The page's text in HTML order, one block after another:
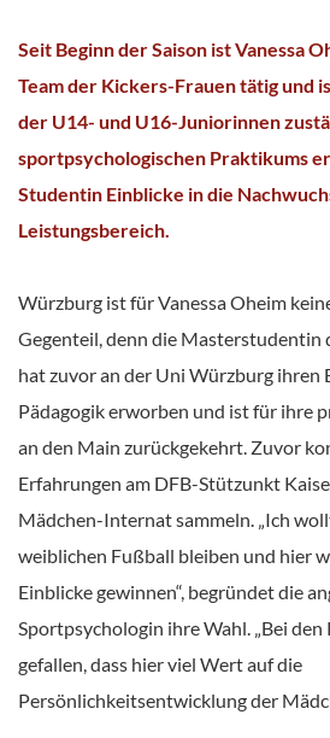
Seit Beginn der Saison ist Vanessa
Team der Kickers-Frauen tätig und
der U14- und U16-Juniorinnen
sportpsychologischen Praktikums
Studentin Einblicke in die
Leistungsbereich.
Würzburg ist für Vanessa Oheim
Gegenteil, denn die Masterstudentin
hat zuvor an der Uni Würzburg ihren
Pädagogik erworben und ist für ihre
an den Main zurückgekehrt. Zuvor
Erfahrungen am DFB-Stützunkt
Mädchen-Internat sammeln. „Ich
weiblichen Fußball bleiben und hier
Einblicke gewinnen“, begründet die
Sportpsychologin ihre Wahl. „Bei
gefallen, dass hier viel Wert auf die
Persönlichkeitsentwicklung der